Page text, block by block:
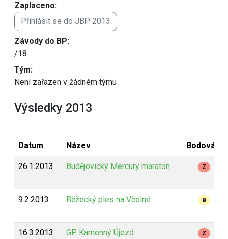
Zaplaceno:
Přihlásit se do JBP 2013
Závody do BP:
/18
Tým:
Není zařazen v žádném týmu
Výsledky 2013
Datum Název Bodování
26.1.2013 Budějovický Mercury maraton Z
9.2.2013 Běžecký ples na Včelné B
16.3.2013 GP Kamenný Újezd Z